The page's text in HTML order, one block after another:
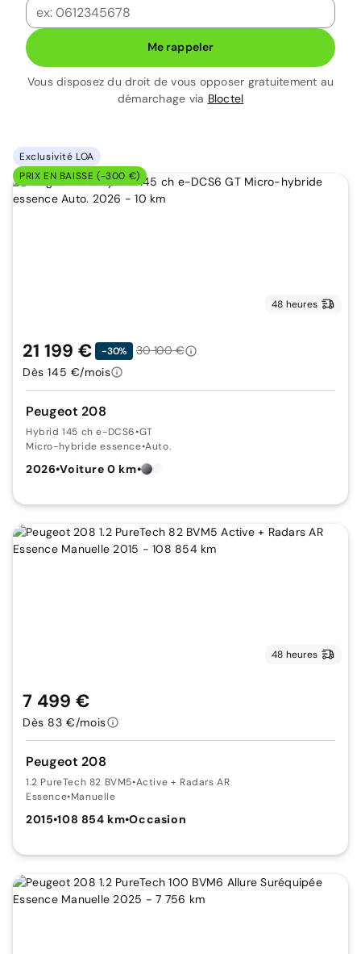
Me rappeler
Vous disposez du droit de vous opposer gratuitement au
démarchage via Bloctel
Exclusivité LOA
PRIX EN BAISSE (-300 €)
48 heures
Peugeot 208
Hybrid 145 ch e-DCS6•GT
Micro-hybride essence•Auto.
2026•Voiture 0 km•
21 199 € -30%
30 100 €
Dès 145 €/mois
48 heures
Peugeot 208
1.2 PureTech 82 BVM5•Active + Radars AR
Essence•Manuelle
2015•108 854 km•Occasion
7 499 €
Dès 83 €/mois